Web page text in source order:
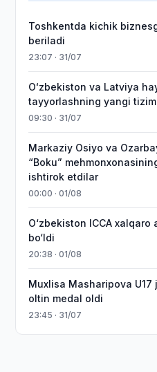
Toshkentda kichik
beriladi
23:07 · 31/07
Oʻzbekiston va Latviya
tayyorlashning yangi
09:30 · 31/07
Markaziy Osiyo va
“Boku”
ishtirok etdilar
00:00 · 01/08
O‘zbekiston ICCA
bo‘ldi
20:38 · 01/08
Muxlisa Masharipova
oltin medal oldi
23:45 · 31/07